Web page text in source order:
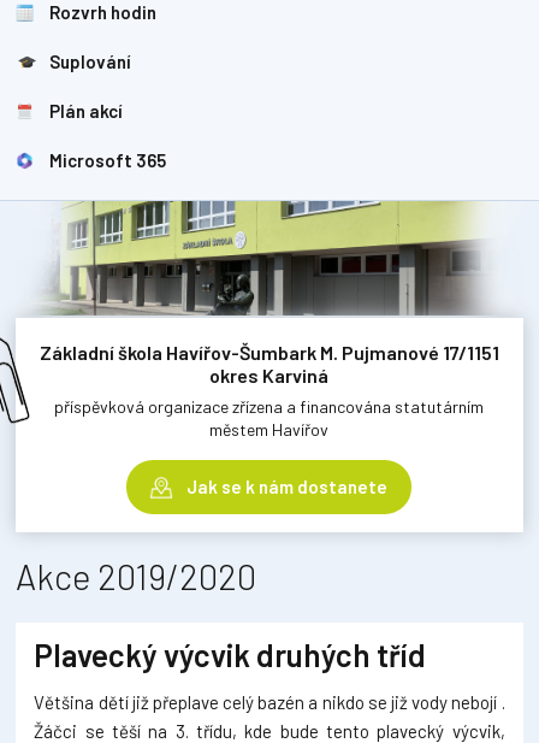
Rozvrh hodin
Suplování
Plán akcí
Microsoft 365
Základní škola Havířov-Šumbark M. Pujmanové 17/1151
okres Karviná
příspěvková organizace zřízena a financována statutárním
městem Havířov
Jak se k nám dostanete
Akce 2019/2020
Plavecký výcvik druhých tříd
Většina dětí již přeplave celý bazén a nikdo se již vody nebojí .
Žáčci se těší na 3. třídu, kde bude tento plavecký výcvik,